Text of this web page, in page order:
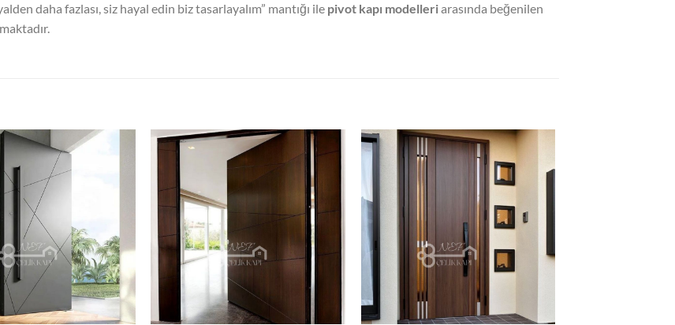
daha fazlası, siz hayal edin biz tasarlayalım” mantığı ile pivot kapı modelleriarasında beğenilen
Add to
wishlist
wishlist